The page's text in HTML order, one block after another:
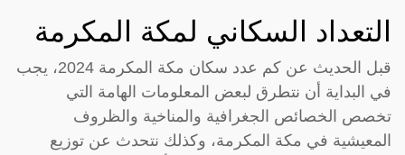
التعداد السكاني لمكة المكرمة
قبل الحديث عن كم عدد سكان مكة المكرمة 2024، يجب
في البداية أن نتطرق لبعض المعلومات الهامة التي
تخصص الخصائص الجغرافية والمناخية والظروف
المعيشية في مكة المكرمة، وكذلك نتحدث عن توزيع